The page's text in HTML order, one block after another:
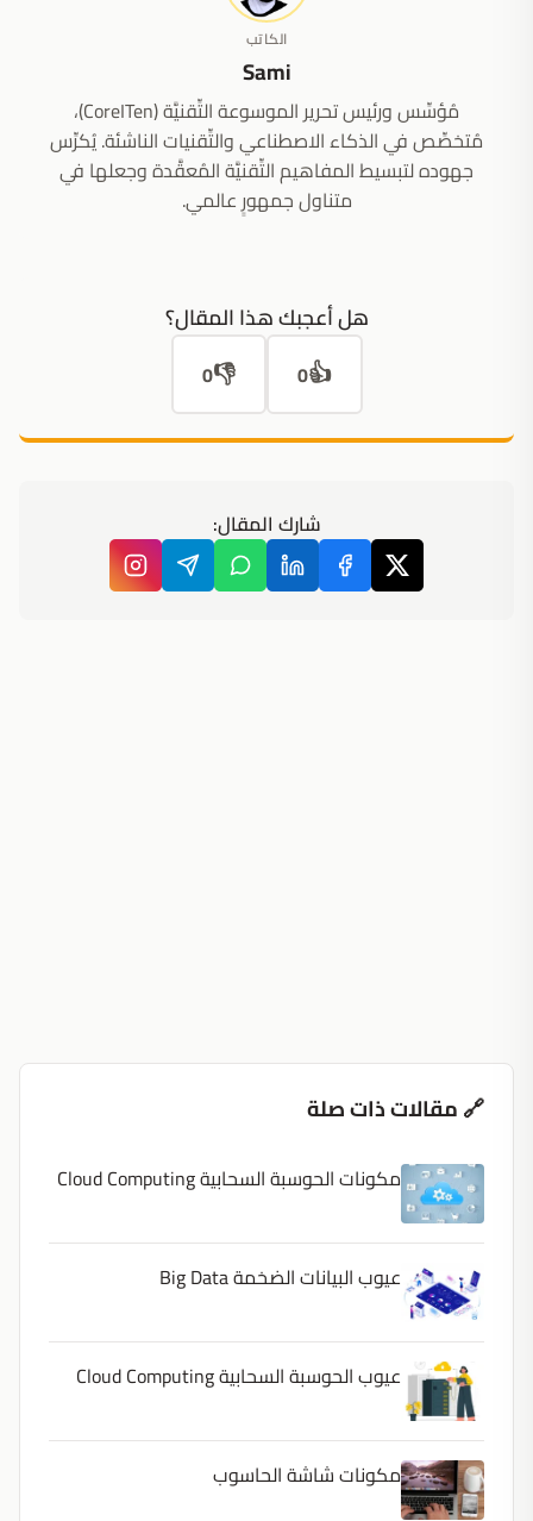
الكاتب
Sami
مُؤسِّس ورئيس تحرير الموسوعة التِّقنيَّة (CoreITen)،
مُتخصِّص في الذكاء الاصطناعي والتِّقنيات الناشئة. يُكرِّس
جهوده لتبسيط المفاهيم التِّقنيَّة المُعقَّدة وجعلها في
متناول جمهورٍ عالمي.
هل أعجبك هذا المقال؟
👍
0
👎
0
شارك المقال:
🔗 مقالات ذات صلة
مكونات الحوسبة السحابية Cloud Computing
عيوب البيانات الضخمة Big Data
عيوب الحوسبة السحابية Cloud Computing
مكونات شاشة الحاسوب